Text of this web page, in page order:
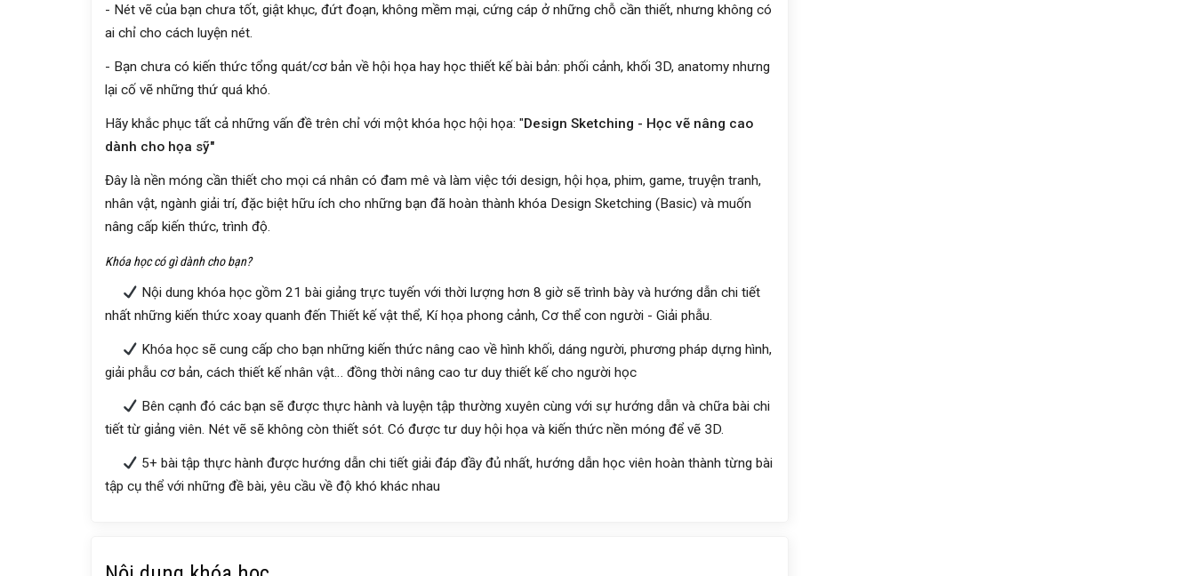
- Nét vẽ của bạn chưa tốt, giật khục, đứt đoạn, không mềm mại, cứng cáp ở những chỗ cần thiết, nhưng không có
ai chỉ cho cách luyện nét.
- Bạn chưa có kiến thức tổng quát/cơ bản về hội họa hay học thiết kế bài bản: phối cảnh, khối 3D, anatomy nhưng
lại cố vẽ những thứ quá khó.
Hãy khắc phục tất cả những vấn đề trên chỉ với một khóa học hội họa: "Design Sketching - Học vẽ nâng cao
dành cho họa sỹ"
Đây là nền móng cần thiết cho mọi cá nhân có đam mê và làm việc tới design, hội họa, phim, game, truyện tranh,
nhân vật, ngành giải trí, đặc biệt hữu ích cho những bạn đã hoàn thành khóa Design Sketching (Basic) và muốn
nâng cấp kiến thức, trình độ.
Khóa học có gì dành cho bạn?
Nội dung khóa học gồm 21 bài giảng trực tuyến với thời lượng hơn 8 giờ sẽ trình bày và hướng dẫn chi tiết
nhất những kiến thức xoay quanh đến Thiết kế vật thể, Kí họa phong cảnh, Cơ thể con người - Giải phẫu.
Khóa học sẽ cung cấp cho bạn những kiến thức nâng cao về hình khối, dáng người, phương pháp dựng hình,
giải phẫu cơ bản, cách thiết kế nhân vật… đồng thời nâng cao tư duy thiết kế cho người học
Bên cạnh đó các bạn sẽ được thực hành và luyện tập thường xuyên cùng với sự hướng dẫn và chữa bài chi
tiết từ giảng viên. Nét vẽ sẽ không còn thiết sót. Có được tư duy hội họa và kiến thức nền móng để vẽ 3D.
5+ bài tập thực hành được hướng dẫn chi tiết giải đáp đầy đủ nhất, hướng dẫn học viên hoàn thành từng bài
tập cụ thể với những đề bài, yêu cầu về độ khó khác nhau